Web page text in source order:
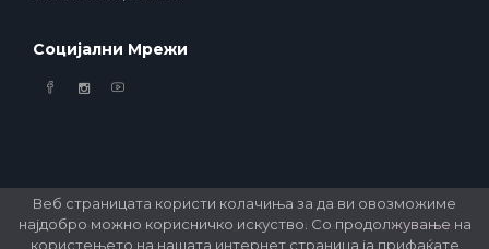
Веб страницата користи колачиња за да ви овозможиме
најдобро можно корисничко искуство. Со продолжување на
користењето на нашата интернет страница ја прифаќате
Социјални Мрежи
© 2026 Ledikom Mobile Store. All Rights Reserved. Developed byGSM Media